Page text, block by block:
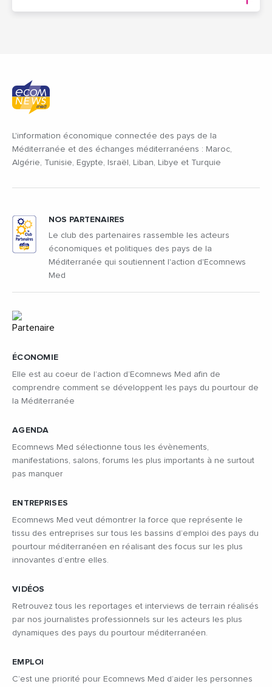
L'information économique connectée des pays de la
Méditerranée et des échanges méditerranéens : Maroc,
Algérie, Tunisie, Egypte, Israël, Liban, Libye et Turquie
ÉCONOMIE
Elle est au coeur de l’action d’Ecomnews Med afin de
comprendre comment se développent les pays du pourtour de
la Méditerranée
AGENDA
Ecomnews Med sélectionne tous les évènements,
manifestations, salons, forums les plus importants à ne surtout
pas manquer
ENTREPRISES
Ecomnews Med veut démontrer la force que représente le
tissu des entreprises sur tous les bassins d’emploi des pays du
pourtour méditerranéen en réalisant des focus sur les plus
innovantes d’entre elles.
VIDÉOS
Retrouvez tous les reportages et interviews de terrain réalisés
par nos journalistes professionnels sur les acteurs les plus
dynamiques des pays du pourtour méditerranéen.
EMPLOI
C’est une priorité pour Ecomnews Med d’aider les personnes
NOS PARTENAIRES
Le club des partenaires rassemble les acteurs
économiques et politiques des pays de la
Méditerranée qui soutiennent l'action d'Ecomnews
Med
Décidez comment Google utilise
vos données
pour une meilleure expérience de navigation sur notre site. Votre vie